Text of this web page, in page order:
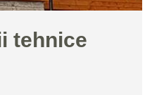
tehnice